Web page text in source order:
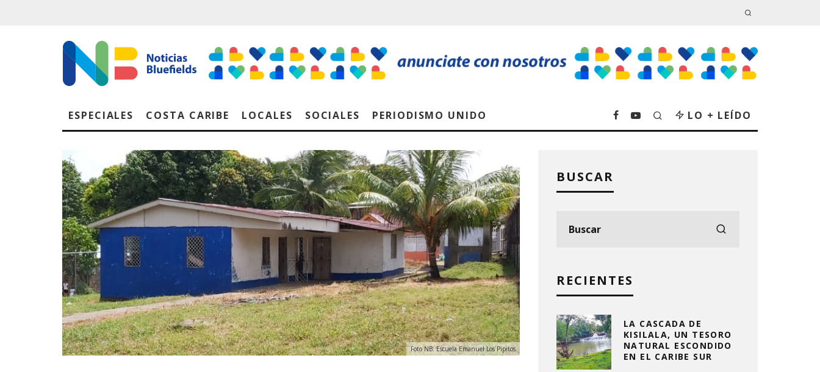
ESPECIALES COSTA CARIBE LOCALES SOCIALES PERIODISMO UNIDO LO + LEÍDO
Foto NB: Escuela Emanuel Los Pipitos
BUSCAR
RECIENTES
LA CASCADA DE
KISILALA, UN TESORO
NATURAL ESCONDIDO
EN EL CARIBE SUR